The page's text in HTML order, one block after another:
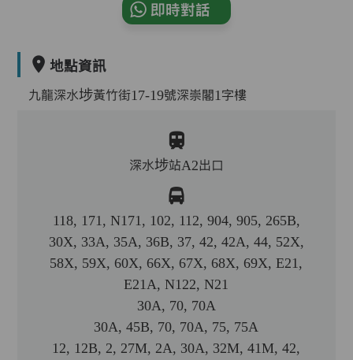
即時對話
地點資訊
九龍深水埗黃竹街17-19號深崇閣1字樓
深水埗站A2出口
118, 171, N171, 102, 112, 904, 905, 265B,
30X, 33A, 35A, 36B, 37, 42, 42A, 44, 52X,
58X, 59X, 60X, 66X, 67X, 68X, 69X, E21,
E21A, N122, N21
30A, 70, 70A
30A, 45B, 70, 70A, 75, 75A
12, 12B, 2, 27M, 2A, 30A, 32M, 41M, 42,